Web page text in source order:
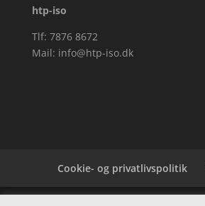
htp-iso
Tlf: 7876 8672
Mail: info@htp-iso.dk
Cookie- og privatlivspolitik